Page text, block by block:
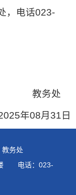
，电话023-
教务处
年08月31日
教务处
楼 电话：023-